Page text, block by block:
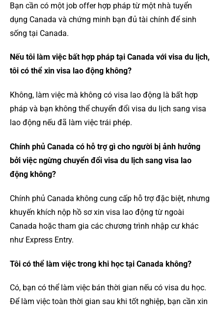
Bạn cần có một job offer hợp pháp từ một nhà tuyển
dụng Canada và chứng minh bạn đủ tài chính để sinh
sống tại Canada.
Nếu tôi làm việc bất hợp pháp tại Canada với visa du lịch,
tôi có thể xin visa lao động không?
Không, làm việc mà không có visa lao động là bất hợp
pháp và bạn không thể chuyển đổi visa du lịch sang visa
lao động nếu đã làm việc trái phép.
Chính phủ Canada có hỗ trợ gì cho người bị ảnh hưởng
bởi việc ngừng chuyển đổi visa du lịch sang visa lao
động không?
Chính phủ Canada không cung cấp hỗ trợ đặc biệt, nhưng
khuyến khích nộp hồ sơ xin visa lao động từ ngoài
Canada hoặc tham gia các chương trình nhập cư khác
như Express Entry.
Tôi có thể làm việc trong khi học tại Canada không?
Có, bạn có thể làm việc bán thời gian nếu có visa du học.
Để làm việc toàn thời gian sau khi tốt nghiệp, bạn cần xin